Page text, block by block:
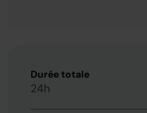
Durée totale
24h